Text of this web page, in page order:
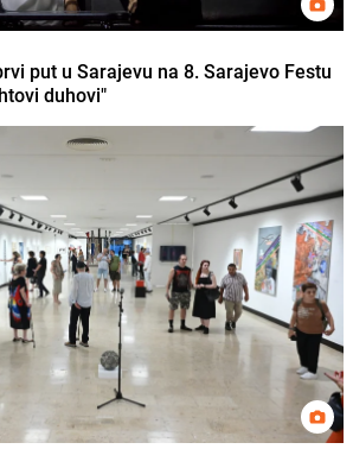
put u Sarajevu na 8. Sarajevo Festu
duhovi"